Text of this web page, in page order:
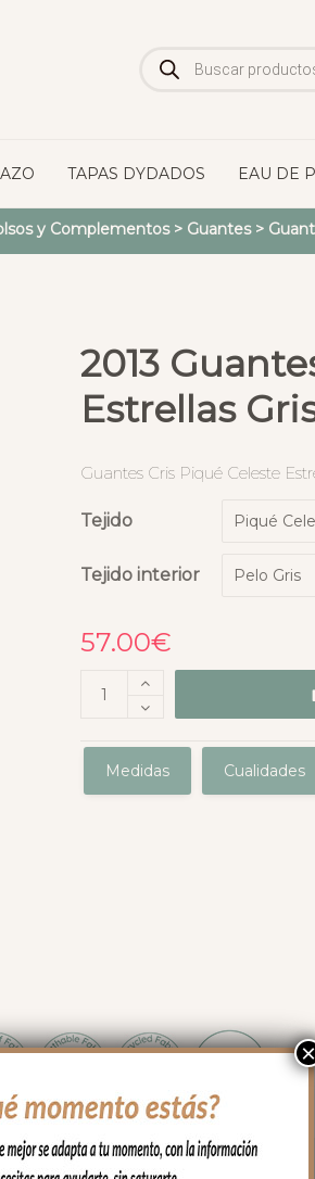
de
productos
TAPAS DYDADOS EAU DE
y Complementos> Guantes>
2013
Estrellas
Guantes Cris Piqué Celeste
Tejido
Tejido interior
57.00€
Medidas Cualidades
×